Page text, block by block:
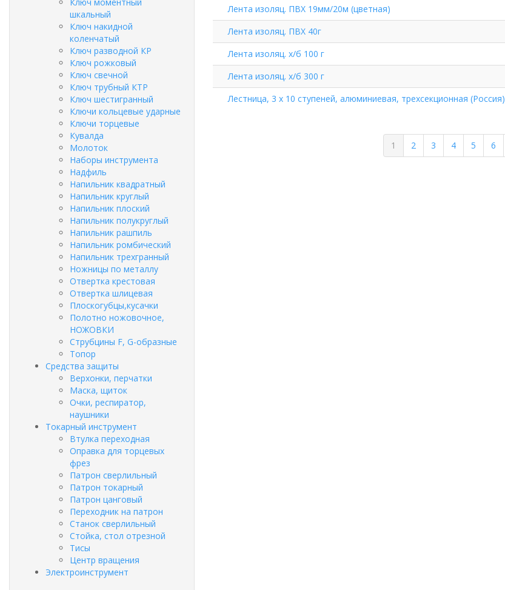
шкальный
Ключ накидной
коленчатый
Ключ разводной КР
Ключ рожковый
Ключ свечной
Ключ трубный КТР
Ключ шестигранный
Ключи кольцевые ударные
Ключи торцевые
Кувалда
Молоток
Наборы инструмента
Надфиль
Напильник квадратный
Напильник круглый
Напильник плоский
Напильник полукруглый
Напильник рашпиль
Напильник ромбический
Напильник трехгранный
Ножницы по металлу
Отвертка крестовая
Отвертка шлицевая
Плоскогубцы,кусачки
Полотно ножовочное,
НОЖОВКИ
Струбцины F, G-образные
Топор
Средства защиты
Верхонки, перчатки
Маска, щиток
Очки, респиратор,
наушники
Токарный инструмент
Втулка переходная
Оправка для торцевых
фрез
Патрон сверлильный
Патрон токарный
Патрон цанговый
Переходник на патрон
Станок сверлильный
Стойка, стол отрезной
Тисы
Центр вращения
Электроинструмент
Лента изоляц. ПВХ 19мм/20м (цветная)
Лента изоляц. ПВХ 40г
Лента изоляц. х/б 100 г
Лента изоляц. х/б 300 г
Лестница, 3 х 10 ступеней, алюминиевая, трехсекционная (Россия)
1 2 3 4 5 6